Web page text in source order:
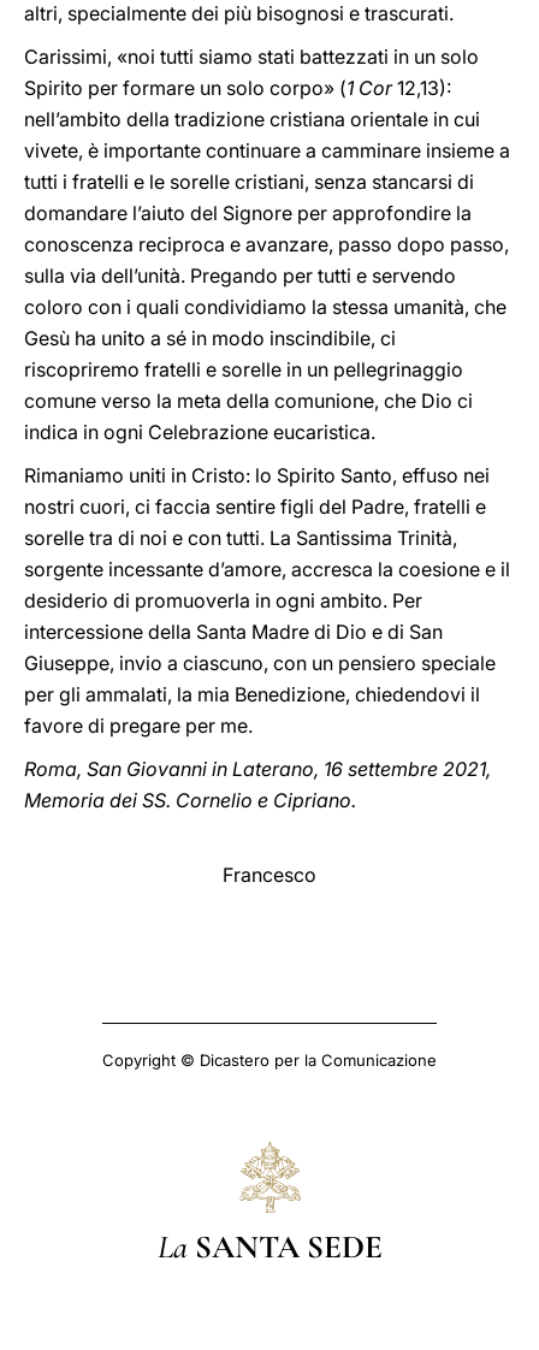
altri, specialmente dei più bisognosi e trascurati.
Carissimi, «noi tutti siamo stati battezzati in un solo
Spirito per formare un solo corpo» (1 Cor12,13):
nell’ambito della tradizione cristiana orientale in cui
vivete, è importante continuare a camminare insieme a
tutti i fratelli e le sorelle cristiani, senza stancarsi di
domandare l’aiuto del Signore per approfondire la
conoscenza reciproca e avanzare, passo dopo passo,
sulla via dell’unità. Pregando per tutti e servendo
coloro con i quali condividiamo la stessa umanità, che
Gesù ha unito a sé in modo inscindibile, ci
riscopriremo fratelli e sorelle in un pellegrinaggio
comune verso la meta della comunione, che Dio ci
indica in ogni Celebrazione eucaristica.
Rimaniamo uniti in Cristo: lo Spirito Santo, effuso nei
nostri cuori, ci faccia sentire figli del Padre, fratelli e
sorelle tra di noi e con tutti. La Santissima Trinità,
sorgente incessante d’amore, accresca la coesione e il
desiderio di promuoverla in ogni ambito. Per
intercessione della Santa Madre di Dio e di San
Giuseppe, invio a ciascuno, con un pensiero speciale
per gli ammalati, la mia Benedizione, chiedendovi il
favore di pregare per me.
Roma, San Giovanni in Laterano, 16 settembre 2021,
Memoria dei SS. Cornelio e Cipriano.
Francesco
Copyright © Dicastero per la Comunicazione
La SANTA SEDE